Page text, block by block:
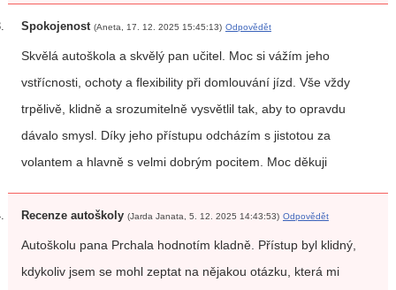
Spokojenost (Aneta, 17. 12. 2025 15:45:13) Odpovědět
Skvělá autoškola a skvělý pan učitel. Moc si vážím jeho
vstřícnosti, ochoty a flexibility při domlouvání jízd. Vše vždy
trpělivě, klidně a srozumitelně vysvětlil tak, aby to opravdu
dávalo smysl. Díky jeho přístupu odcházím s jistotou za
volantem a hlavně s velmi dobrým pocitem. Moc děkuji
Recenze autoškoly (Jarda Janata, 5. 12. 2025 14:43:53) Odpovědět
Autoškolu pana Prchala hodnotím kladně. Přístup byl klidný,
kdykoliv jsem se mohl zeptat na nějakou otázku, která mi